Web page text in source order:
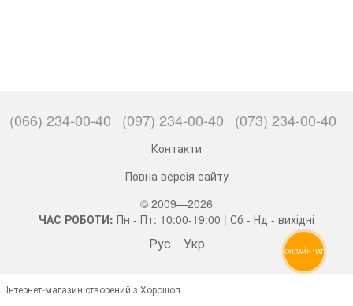
(066) 234-00-40 (097) 234-00-40 (073) 234-00-40
Контакти
Повна версія сайту
© 2009—2026
ЧАС РОБОТИ: Пн - Пт: 10:00-19:00 | Сб - Нд - вихідні
Рус Укр
Інтернет-магазин створений з Хорошоп
ОНЛАЙН ЧАТ